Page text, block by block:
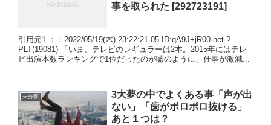
事を取られた [292723191]
引用元1 ：：2022/05/19(木) 23:22:21.05 ID:qA9J+jR00.net ?
PLT(19081) 「いま、テレビのレギュラーは2本。2015年にはテレ
ビ出演本数ランキングで1位だったのが嘘のように、仕事が激減...
未分類
3大夢の中でよくある事「声が出
ない」「歯がボロボロ抜ける」
あと１つは？